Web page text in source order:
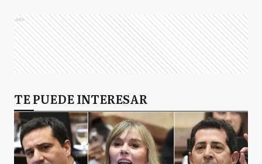
Ads
TE PUEDE INTERESAR